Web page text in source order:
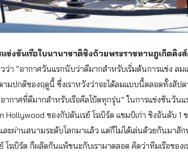
ข่งขันเรือใบนานาชาติชิงถ้วยพระราชทานภูเก็ตคิง
ว่า “อากาศวันแรกนับว่าดีมากสำหรับเริ่มต้นการแข่ง ลม
มปกติของฤดูนี้ ซึ่งเราหวังว่าจะได้ลมแบบนี้ตลอดทั้งสัปด
กาศที่ดีมากสำหรับเรือคีลโบ้ตทุกรุ่น” ในการแข่งขันวันแ
ของกัปตันเรย์ โรเบิร์ต แชมป์เก่า ชิงอันดับ 1
ละผ่านสนามระดับโลกมาแล้ว แต่ก็ไม่ได้เล่นด้วยกันมาสั
โรเบิร์ต ก็ผลัดกันแพ้ชนะกับเรามาตลอด คิดว่าทีมเรือของเ